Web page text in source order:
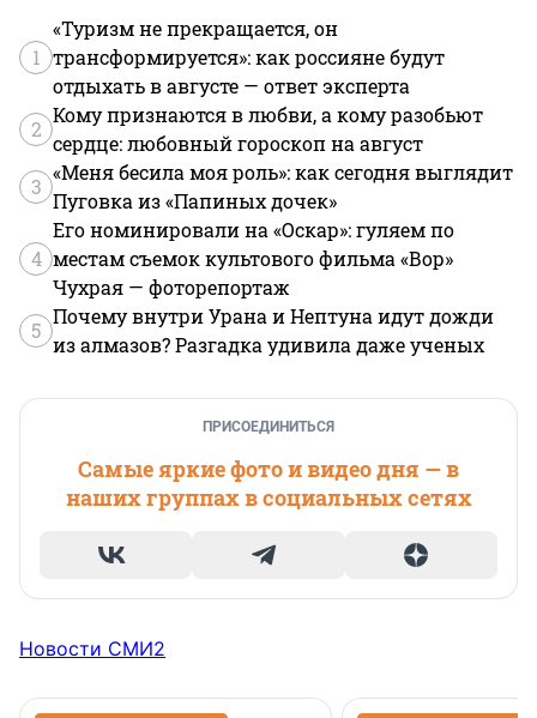
1
«Туризм не прекращается, он
трансформируется»: как россияне будут
отдыхать в августе — ответ эксперта
2
Кому признаются в любви, а кому разобьют
сердце: любовный гороскоп на август
3
«Меня бесила моя роль»: как сегодня выглядит
Пуговка из «Папиных дочек»
4
Его номинировали на «Оскар»: гуляем по
местам съемок культового фильма «Вор»
Чухрая — фоторепортаж
5
Почему внутри Урана и Нептуна идут дожди
из алмазов? Разгадка удивила даже ученых
ПРИСОЕДИНИТЬСЯ
Самые яркие фото и видео дня — в
наших группах в социальных сетях
Новости СМИ2